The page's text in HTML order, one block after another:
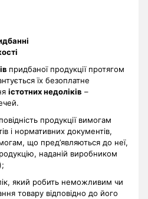
придбаної продукції протягом
їх безоплатне
істотних недоліків –
продукції вимогам
і нормативних документів,
що пред’являються до неї,
наданій виробником
який робить неможливим чи
товару відповідно до його